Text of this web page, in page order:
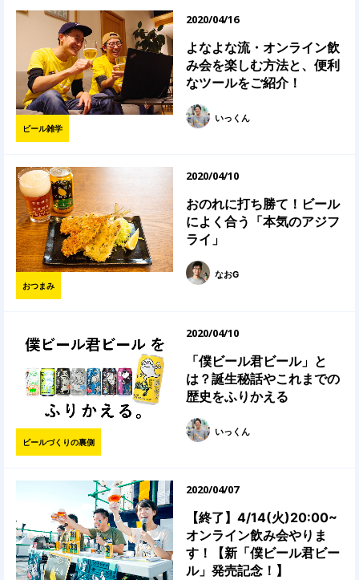
ビール雑学
2020/04/16
よなよな流・オンライン飲
み会を楽しむ方法と、便利
なツールをご紹介！
いっくん
おつまみ
2020/04/10
おのれに打ち勝て！ビール
によく合う「本気のアジフ
ライ」
なおG
ビールづくりの裏側
2020/04/10
「僕ビール君ビール」と
は？誕生秘話やこれまでの
歴史をふりかえる
いっくん
2020/04/07
【終了】4/14(火)20:00~
オンライン飲み会やりま
す！【新「僕ビール君ビー
ル」発売記念！】